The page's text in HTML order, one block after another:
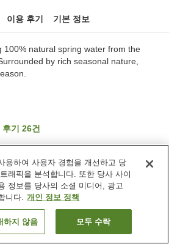
이용 후기 기본 정보
100% natural spring water from the
by rich seasonal nature,
기 26건
객실 보기
용하여 사용자 경험을 개선하고 당
래픽을 분석합니다. 또한 당사 사이
정보를 당사의 소셜 미디어, 광고
니다. 개인 정보 정책
하지 않음 모두 수락